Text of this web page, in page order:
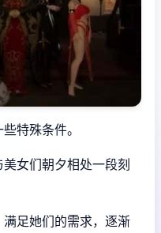
特殊条件。
美女们朝夕相处一段刻
足她们的需求，逐渐